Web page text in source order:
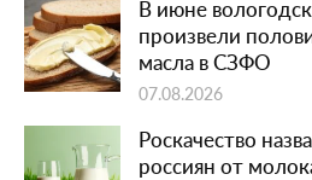
В июне
произвели
масла в СЗФО
07.08.2026
Роскачество
россиян от